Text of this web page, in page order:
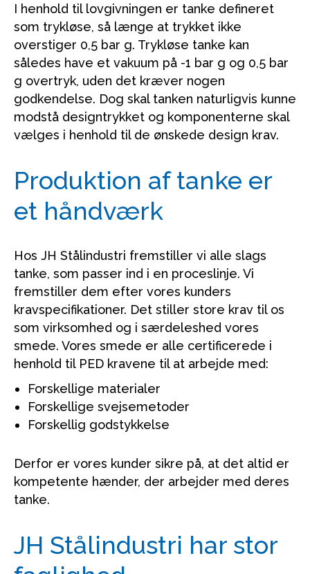
I henhold til lovgivningen er tanke defineret
som trykløse, så længe at trykket ikke
overstiger 0,5 bar g. Trykløse tanke kan
således have et vakuum på -1 bar g og 0,5 bar
g overtryk, uden det kræver nogen
godkendelse. Dog skal tanken naturligvis kunne
modstå designtrykket og komponenterne skal
vælges i henhold til de ønskede design krav.
Produktion af tanke er
et håndværk
Hos JH Stålindustri fremstiller vi alle slags
tanke, som passer ind i en proceslinje. Vi
fremstiller dem efter vores kunders
kravspecifikationer. Det stiller store krav til os
som virksomhed og i særdeleshed vores
smede. Vores smede er alle certificerede i
henhold til PED kravene til at arbejde med:
Forskellige materialer
Forskellige svejsemetoder
Forskellig godstykkelse
Derfor er vores kunder sikre på, at det altid er
kompetente hænder, der arbejder med deres
tanke.
JH Stålindustri har stor